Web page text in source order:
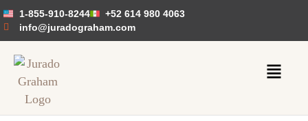
1-855-910-8244
+52 614 980 4063
info@juradograham.com